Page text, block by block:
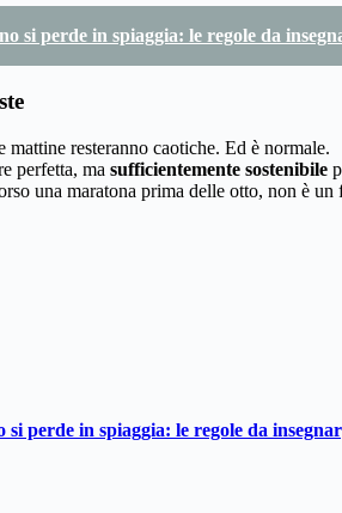
si perde in spiaggia: le regole da
mattine resteranno caotiche. Ed è normale.
perfetta, ma sufficientemente sostenibile
una maratona prima delle otto, non è
si perde in spiaggia: le regole da